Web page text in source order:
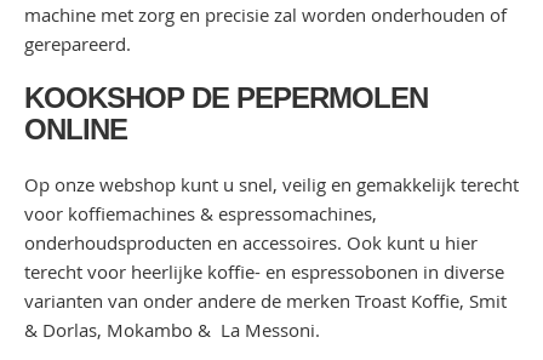
machine met zorg en precisie zal worden onderhouden of
gerepareerd.
KOOKSHOP DE PEPERMOLEN
ONLINE
Op onze webshop kunt u snel, veilig en gemakkelijk terecht
voor koffiemachines & espressomachines,
onderhoudsproducten en accessoires. Ook kunt u hier
terecht voor heerlijke koffie- en espressobonen in diverse
varianten van onder andere de merken Troast Koffie, Smit
& Dorlas, Mokambo & La Messoni.